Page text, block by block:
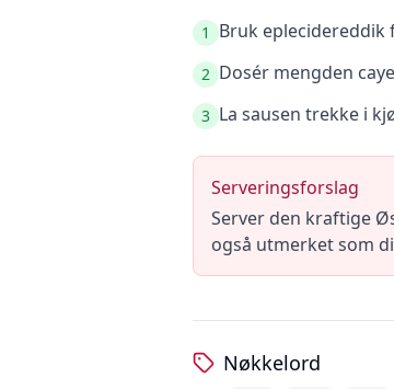
1 Bruk
2 Dosér mengden
3 La sausen trekke i
Serveringsforslag
Server den kraftige
også utmerket som
Nøkkelord